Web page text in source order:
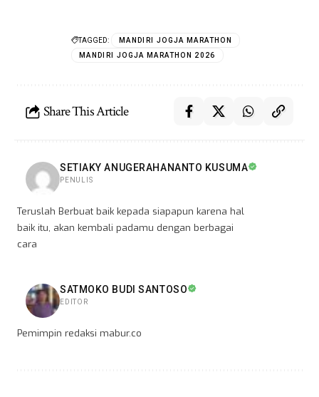
TAGGED:
MANDIRI JOGJA MARATHON
MANDIRI JOGJA MARATHON 2026
Share This Article
SETIAKY ANUGERAHANANTO KUSUMA
PENULIS
Teruslah Berbuat baik kepada siapapun karena hal
baik itu, akan kembali padamu dengan berbagai
cara
SATMOKO BUDI SANTOSO
EDITOR
Pemimpin redaksi mabur.co